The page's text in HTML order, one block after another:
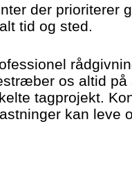
der prioriterer
tid og sted.
os altid på
tagprojekt.
kan leve